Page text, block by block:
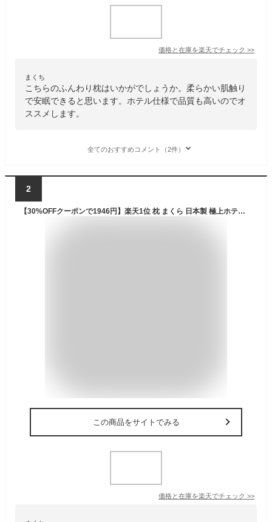
価格と在庫を楽天でチェック >>
まくち
こちらのふんわり枕はいかがでしょうか。柔らかい肌触り
で安眠できると思います。ホテル仕様で品質も高いのでオ
ススメします。
全てのおすすめコメント（2件）
2
【30%OFFクーポンで1946円】楽天1位 枕 まくら 日本製 極上ホテル枕 63×43cm 高さ調整可能 洗える 抗菌 防臭 防ダニ 通気性 快眠枕 ホテル仕様 ふわふわ 柔らかい 首こり 肩こり対策 ストレートネック 横向き寝 仰向け寝対応 安眠枕 送料無料
この商品をサイトでみる
価格と在庫を楽天でチェック >>